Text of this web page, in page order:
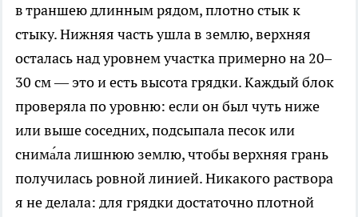
в траншею длинным рядом, плотно стык к
стыку. Нижняя часть ушла в землю, верхняя
осталась над уровнем участка примерно на 20–
30 см — это и есть высота грядки. Каждый блок
проверяла по уровню: если он был чуть ниже
или выше соседних, подсыпала песок или
снима́ла лишнюю землю, чтобы верхняя грань
получилась ровной линией. Никакого раствора
я не делала: для грядки достаточно плотной